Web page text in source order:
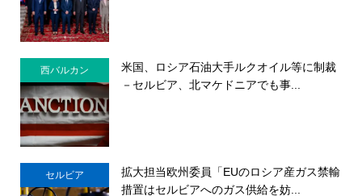
西バルカン
米国、ロシア石油大手ルクオイル等に制裁
－セルビア、北マケドニアでも事...
セルビア
拡大担当欧州委員「EUのロシア産ガス禁輸
措置はセルビアへのガス供給を妨...